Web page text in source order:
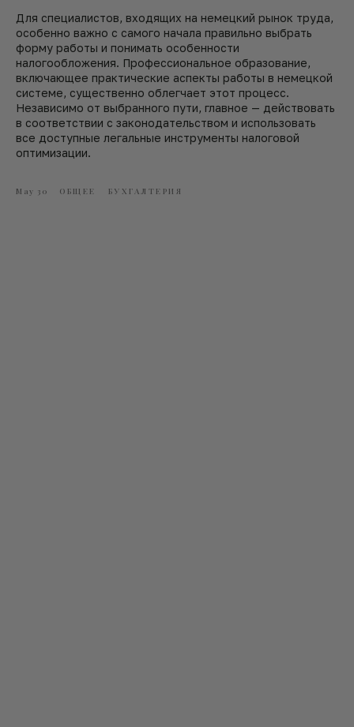
Для специалистов, входящих на немецкий рынок труда,
особенно важно с самого начала правильно выбрать
форму работы и понимать особенности
налогообложения. Профессиональное образование,
включающее практические аспекты работы в немецкой
системе, существенно облегчает этот процесс.
Независимо от выбранного пути, главное — действовать
в соответствии с законодательством и использовать
все доступные легальные инструменты налоговой
оптимизации.
May 30 ОБЩЕЕ БУХГАЛТЕРИЯ